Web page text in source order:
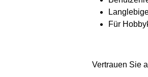
Für
Vertrauen Sie